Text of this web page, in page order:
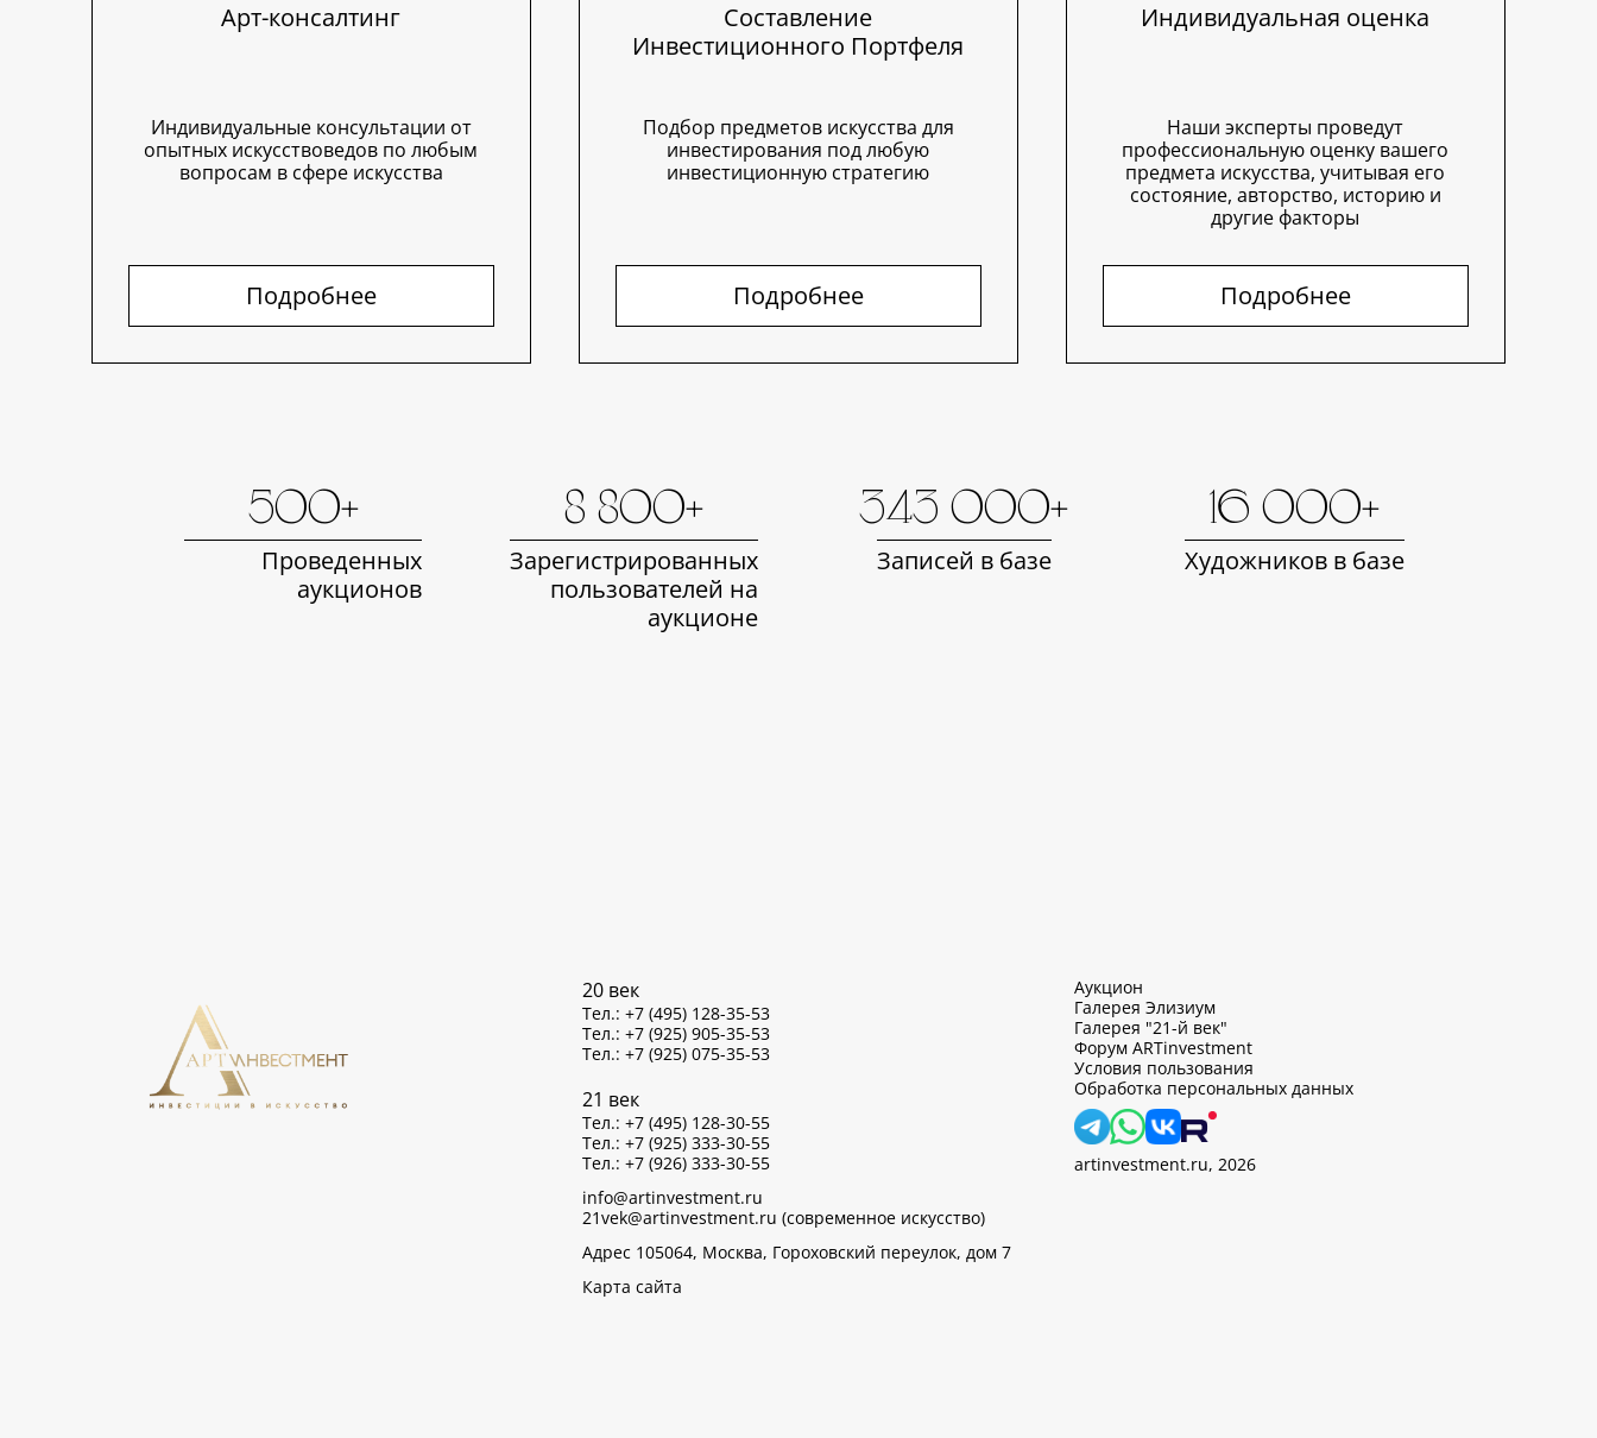
Арт-консалтинг
Индивидуальные консультации от
опытных искусствоведов по любым
вопросам в сфере искусства
Подробнее
Составление
Инвестиционного Портфеля
Подбор предметов искусства для
инвестирования под любую
инвестиционную стратегию
Подробнее
Индивидуальная оценка
Наши эксперты проведут
профессиональную оценку вашего
предмета искусства, учитывая его
состояние, авторство, историю и
другие факторы
Подробнее
500+
Проведенных
аукционов
8 800+
Зарегистрированных
пользователей на
аукционе
343 000+
Записей в базе
16 000+
Художников в базе
20 век
Тел.: +7 (495) 128-35-53
Тел.: +7 (925) 905-35-53
Тел.: +7 (925) 075-35-53
21 век
Тел.: +7 (495) 128-30-55
Тел.: +7 (925) 333-30-55
Тел.: +7 (926) 333-30-55
info@artinvestment.ru
21vek@artinvestment.ru (современное искусство)
Адрес 105064, Москва, Гороховский переулок, дом 7
Карта сайта
Аукцион
Галерея Элизиум
Галерея "21-й век"
Форум ARTinvestment
Условия пользования
Обработка персональных данных
artinvestment.ru, 2026